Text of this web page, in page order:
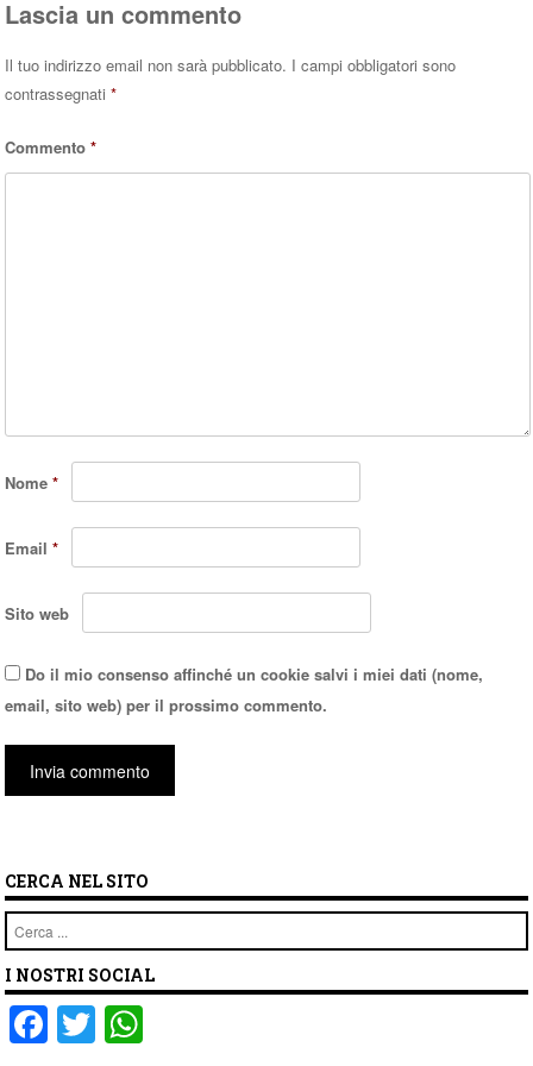
Lascia un commento
Il tuo indirizzo email non sarà pubblicato. I campi obbligatori sono
contrassegnati*
Commento*
Nome*
Email*
Sito web
Do il mio consenso affinché un cookie salvi i miei dati (nome,
email, sito web) per il prossimo commento.
CERCA NEL SITO
Cerca
I NOSTRI SOCIAL
F T